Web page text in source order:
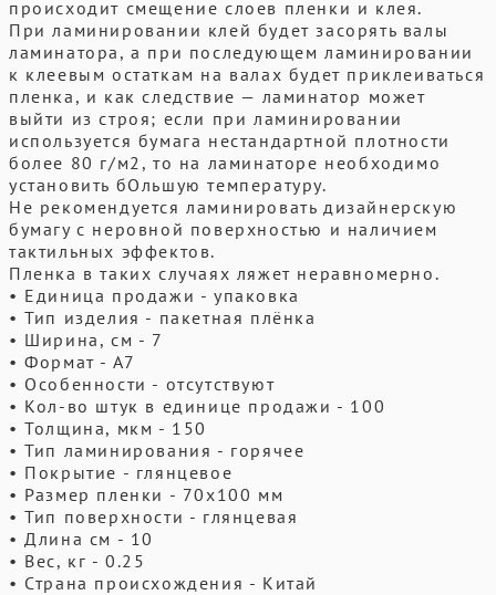
происходит смещение слоев пленки и клея.
При ламинировании клей будет засорять валы
ламинатора, а при последующем ламинировании
к клеевым остаткам на валах будет приклеиваться
пленка, и как следствие — ламинатор может
выйти из строя; если при ламинировании
используется бумага нестандартной плотности
более 80 г/м2, то на ламинаторе необходимо
установить бОльшую температуру.
Не рекомендуется ламинировать дизайнерскую
бумагу с неровной поверхностью и наличием
тактильных эффектов.
Пленка в таких случаях ляжет неравномерно.
• Единица продажи - упаковка
• Тип изделия - пакетная плёнка
• Ширина, см - 7
• Формат - А7
• Особенности - отсутствуют
• Кол-во штук в единице продажи - 100
• Толщина, мкм - 150
• Тип ламинирования - горячее
• Покрытие - глянцевое
• Размер пленки - 70x100 мм
• Тип поверхности - глянцевая
• Длина см - 10
• Вес, кг - 0.25
• Страна происхождения - Китай